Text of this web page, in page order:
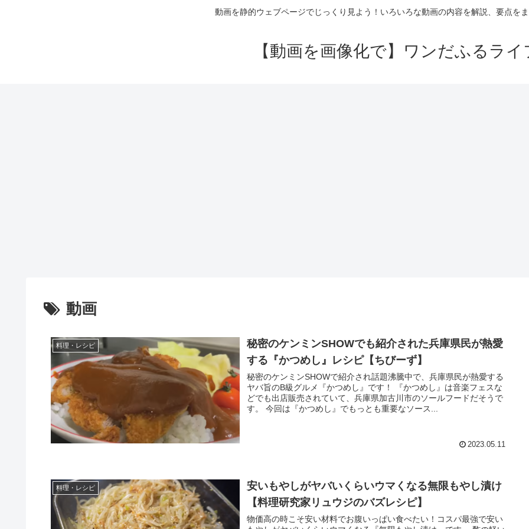
動画を静的ウェブページでじっくり見よう！いろいろな動画の内容を解説、要点を
【動画を画像化で】ワンだふるライ
動画
料理・レシピ
秘密のケンミンSHOWでも紹介された兵庫県民が熱愛
する『かつめし』レシピ【ちびーず】
秘密のケンミンSHOWで紹介され話題沸騰中で、兵庫県民が熱愛する
ヤバ旨のB級グルメ『かつめし』です！ 『かつめし』は音楽フェスな
どでも出店販売されていて、兵庫県加古川市のソールフードだそうで
す。 今回は『かつめし』でもっとも重要なソース...
2023.05.11
料理・レシピ
安いもやしがヤバいくらいウマくなる無限もやし漬け
【料理研究家リュウジのバズレシピ】
物価高の時こそ安い材料でお腹いっぱい食べたい！コスパ最強で安い